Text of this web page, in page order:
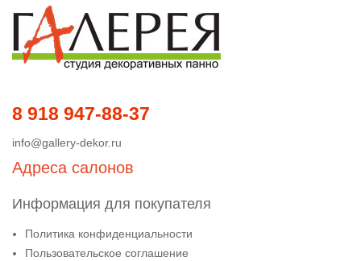
8 918 947-88-37
info@gallery-dekor.ru
Адреса салонов
Информация для покупателя
Политика конфиденциальности
Пользовательское соглашение